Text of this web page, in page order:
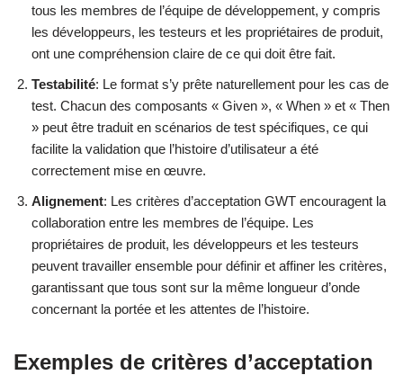
tous les membres de l’équipe de développement, y compris
les développeurs, les testeurs et les propriétaires de produit,
ont une compréhension claire de ce qui doit être fait.
Testabilité: Le format s’y prête naturellement pour les cas de
test. Chacun des composants « Given », « When » et « Then
» peut être traduit en scénarios de test spécifiques, ce qui
facilite la validation que l’histoire d’utilisateur a été
correctement mise en œuvre.
Alignement: Les critères d’acceptation GWT encouragent la
collaboration entre les membres de l’équipe. Les
propriétaires de produit, les développeurs et les testeurs
peuvent travailler ensemble pour définir et affiner les critères,
garantissant que tous sont sur la même longueur d’onde
concernant la portée et les attentes de l’histoire.
Exemples de critères d’acceptation